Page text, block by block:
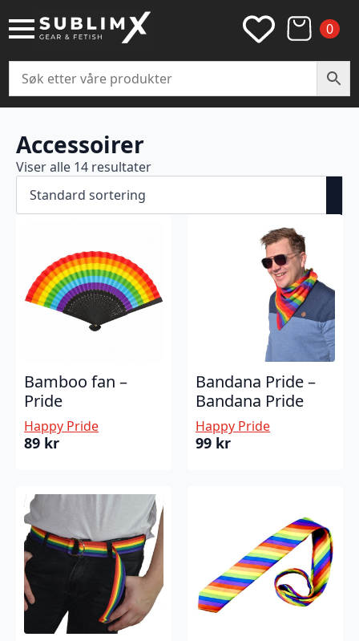
0
Accessoirer
Viser alle 14 resultater
Bamboo fan –
Pride
Happy Pride
89 kr
Bandana Pride –
Bandana Pride
Happy Pride
99 kr